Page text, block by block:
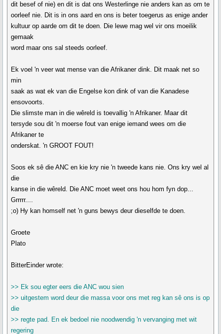
dit besef of nie) en dit is dat ons Westerlinge nie anders kan as om te
oorleef nie. Dit is in ons aard en ons is beter toegerus as enige ander
kultuur op aarde om dit te doen. Die lewe mag wel vir ons moeilik
gemaak
word maar ons sal steeds oorleef.
Ek voel 'n veer wat mense van die Afrikaner dink. Dit maak net so
min
saak as wat ek van die Engelse kon dink of van die Kanadese
ensovoorts.
Die slimste man in die wêreld is toevallig 'n Afrikaner. Maar dit
tersyde sou dit 'n moerse fout van enige iemand wees om die
Afrikaner te
onderskat. 'n GROOT FOUT!
Soos ek sê die ANC en kie kry nie 'n tweede kans nie. Ons kry wel al
die
kanse in die wêreld. Die ANC moet weet ons hou hom fyn dop...
Grrrrr....
;o) Hy kan homself net 'n guns bewys deur dieselfde te doen.
Groete
Plato
BitterEinder wrote:
>> Ek sou egter eers die ANC wou sien
>> uitgestem word deur die massa voor ons met reg kan sê ons is op
die
>> regte pad. En ek bedoel nie noodwendig 'n vervanging met wit
regering